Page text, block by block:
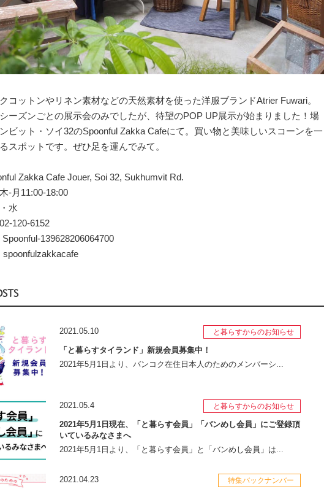
コットンやリネン素材などの天然素材を使った洋服ブランドAtrier Fuwari。
ーズンごとの展示会のみでしたが、待望のPOP UP展示が始まりました！場
ビット・ソイ32のSpoonful Zakka Cafeにて。買い物と美味しいスコーンを一
スポットです。ぜひ足を運んでみて。
Zakka Cafe Jouer, Soi 32, Sukhumvit Rd.
-月11:00-18:00
水
120-6152
139628206064700
spoonfulzakkacafe
2021.05.10 と暮らすからのお知らせ
「と暮らすタイランド」新規会員募集中！
2021年5月1日より、バンコク在住日本人のためのメンバーシ...
2021.05.4 と暮らすからのお知らせ
2021年5月1日現在、「と暮らす会員」「バンめし会員」にご登録頂
いているみなさまへ
2021年5月1日より、「と暮らす会員」と「バンめし会員」は...
2021.04.23 特集バックナンバー